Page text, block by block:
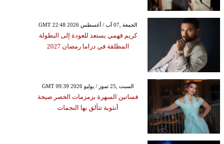
GMT 22:48 2026 الجمعة ,07 آب / أغسطس
كريم فهمي يستعد للعودة إلى البطولة
المطلقة في دراما رمضان 2027
GMT 09:39 2026 السبت ,25 تموز / يوليو
فساتين السهرة بزمزمات الخصر صيحة
أنثوية تتألق بها النجمات